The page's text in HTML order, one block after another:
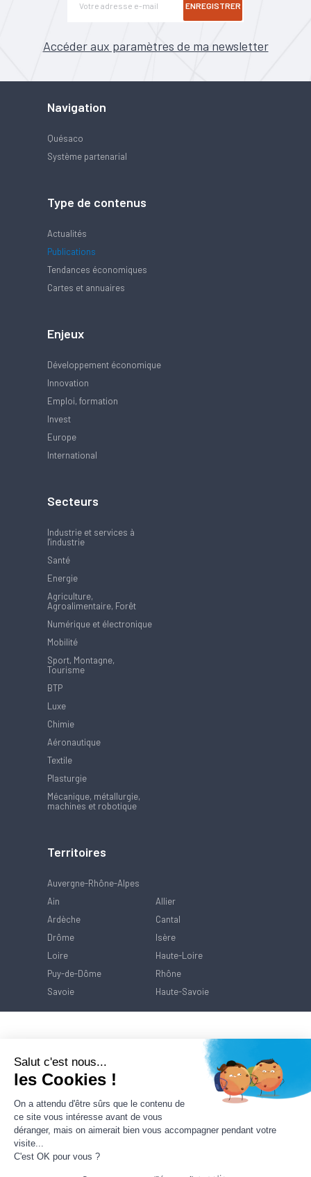
ENREGISTRER
Accéder aux paramètres de ma newsletter
Navigation
Quésaco
Système partenarial
Type de contenus
Actualités
Publications
Tendances économiques
Cartes et annuaires
Enjeux
Développement économique
Innovation
Emploi, formation
Invest
Europe
International
Secteurs
Industrie et services à
l'industrie
Santé
Energie
Agriculture,
Agroalimentaire, Forêt
Numérique et électronique
Mobilité
Sport, Montagne,
Tourisme
BTP
Luxe
Chimie
Aéronautique
Textile
Plasturgie
Mécanique, métallurgie,
machines et robotique
Territoires
Auvergne-Rhône-Alpes
Ain
Allier
Ardèche
Cantal
Drôme
Isère
Loire
Haute-Loire
Puy-de-Dôme
Rhône
Savoie
Haute-Savoie
Salut c'est nous...
les Cookies !
On a attendu d'être sûrs que le contenu de
ce site vous intéresse avant de vous
déranger, mais on aimerait bien vous accompagner pendant votre
visite...
C'est OK pour vous ?